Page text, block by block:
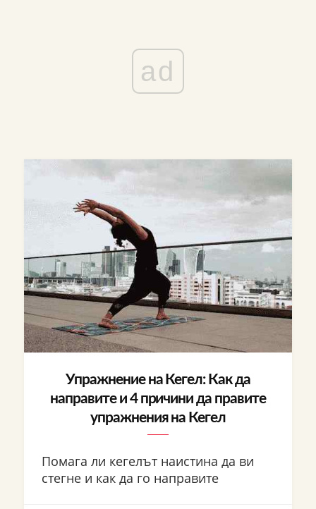
ad
Упражнение на Кегел: Как да
направите и 4 причини да правите
упражнения на Кегел
Помага ли кегелът наистина да ви
стегне и как да го направите